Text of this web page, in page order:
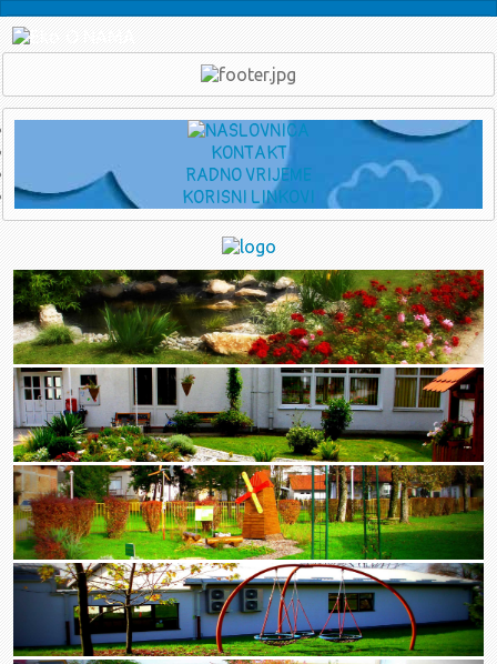
Djelatnici
PRAVNI KUTAK
Transparentnost
Savjetovanje s javnošću
Upravno vijeće
Sjednice u 2026.
Poziv za 12. sjednicu UV-a (16.7.2026.)
travanj - lipanj
Zapisnik sa 11. sjednice UV-a (1.6.2026.)
Poziv za 11. sjednicu UV-a (1.6.2026.)
Zapisnik sa 10. sjednice UV-a (12.5.2026.)
Poziv za 10. sjednicu UV-a (12.05.2026.)
Zaključci sa 9. sjednice UV-a (14.04.2026.)
Poziv za 9. sjednicu UV-a (14.04.2026.)
siječanj - ožujak
Zaključci sa 8. sjednice UV-a (20.03.2026.)
Poziv za 8. sjednicu UV-a (20.03.2026.)
Zaključci sa 7. sjednice UV-a (16.02.2026.)
Poziv za 7. sjednicu UV-a (16.02.2026.)
Zaključci sa 6. sjednice UV-a (19.01.2026.)
Poziv za 6. sjednicu UV-a (19.01.2026.)
KONTAKT
RADNO VRIJEME
KORISNI LINKOVI